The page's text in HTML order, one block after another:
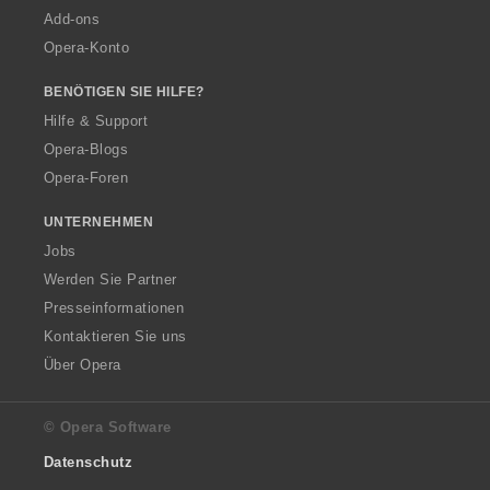
Add-ons
Opera-Konto
BENÖTIGEN SIE HILFE?
Hilfe & Support
Opera-Blogs
Opera-Foren
UNTERNEHMEN
Jobs
Werden Sie Partner
Presseinformationen
Kontaktieren Sie uns
Über Opera
© Opera Software
Datenschutz